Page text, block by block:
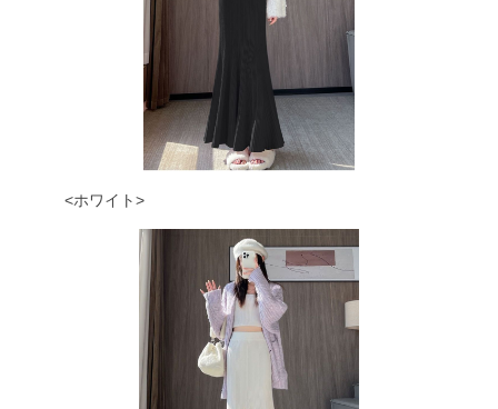
<ホワイト>